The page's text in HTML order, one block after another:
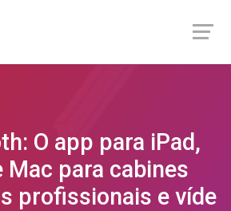
O app para iPad,
Mac para cabines
profissionais eb